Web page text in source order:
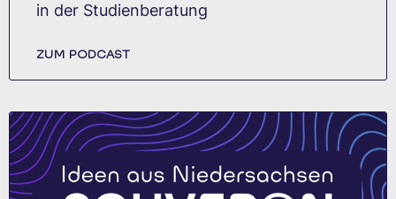
in der Studienberatung
ZUM PODCAST